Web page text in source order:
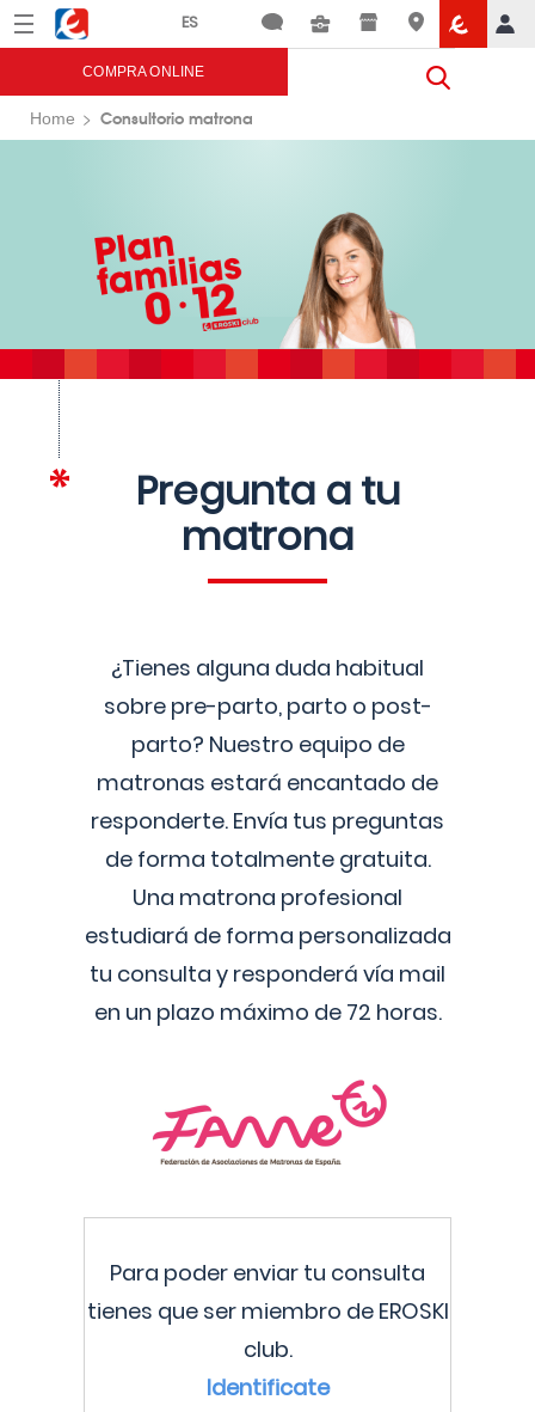
Menú Eroski
COMPRA ONLINE
Home Consultorio matrona
Pregunta a tu
matrona
¿Tienes alguna duda habitual
sobre pre-parto, parto o post-
parto? Nuestro equipo de
matronas estará encantado de
responderte. Envía tus preguntas
de forma totalmente gratuita.
Una matrona profesional
estudiará de forma personalizada
tu consulta y responderá vía mail
en un plazo máximo de 72 horas.
Para poder enviar tu consulta
tienes que ser miembro de EROSKI
club.
Identificate